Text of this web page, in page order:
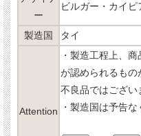
ー
ビルガー・カイピ
製造国 タイ
Attention
・製造工程上、
が認められるもの
不良品ではござい
・製造国は予告